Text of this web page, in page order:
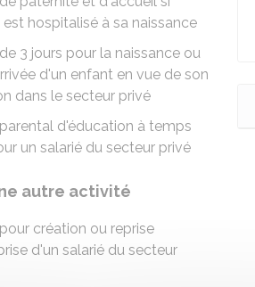
hospitalisé à sa naissance
3 jours pour la naissance ou
d'un enfant en vue de son
dans le secteur privé
d'éducation à temps
un salarié du secteur privé
autre activité
création ou reprise
d'un salarié du secteur